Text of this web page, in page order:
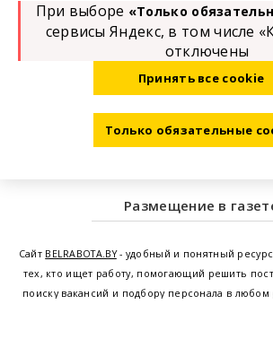
Размещение в
Сайт BELRABOTA.BY- удобный и понятный ресурс
тех, кто ищет работу, помогающий решить
поиску вакансий и подбору персонала в любом
При выборе «Только
сервисы Яндекс, в том числе
отключены
Принять все cookie
Только обязательные